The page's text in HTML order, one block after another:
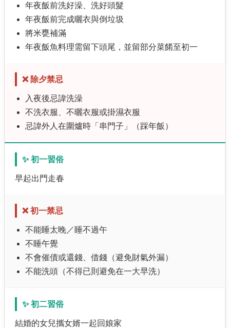
年夜飯前洗好澡、洗好頭髮
年夜飯前完成曬衣與倒垃圾
將米甕補滿
年夜飯魚料理需留下頭尾，並留部分菜餚至初一
❌ 除夕禁忌
入夜後忌諱洗澡
不洗衣服、不曬衣服或掛濕衣服
忌諱外人在圍爐時「串門子」（踩年飯）
✨ 初一習俗
早起出門走春
❌ 初一禁忌
不能睡太晚／睡不過午
不睡午覺
不會催債或還錢、借錢（避免財氣外漏）
不能洗頭（不得已則避免在一大早洗）
✨ 初二習俗
結婚的女兒攜女婿一起回娘家